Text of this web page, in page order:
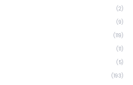
(2)
(9)
(119)
(11)
(5)
(193)